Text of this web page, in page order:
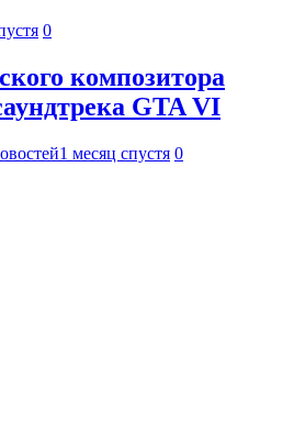
0
композитора
GTA VI
1 месяц спустя 0